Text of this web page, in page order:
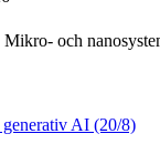
Mikro- och
AI (20/8)